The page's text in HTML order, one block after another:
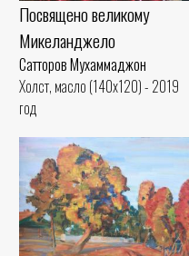
Посвящено великому
Микеланджело
Сатторов Мухаммаджон
Холст, масло (140x120) - 2019
год